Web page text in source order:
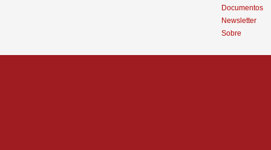
Documentos
Newsletter
Sobre